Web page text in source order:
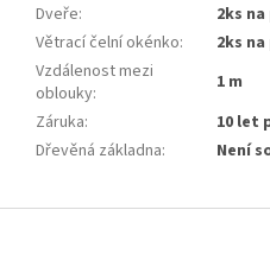
Dveře:
2ks
Větrací čelní okénko:
2ks
Vzdálenost mezi
oblouky:
1 m
Záruka:
10 let
Dřevěná základna: Není